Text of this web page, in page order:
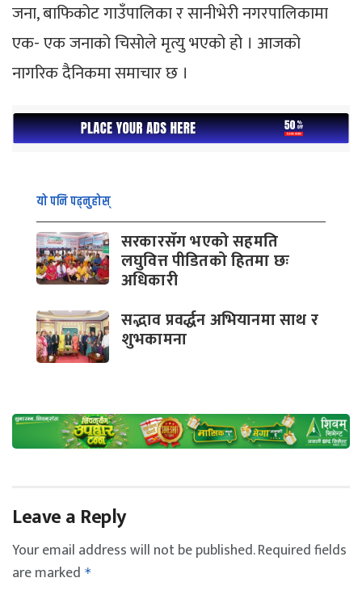
जना, बाफिकोट गाउँपालिका र सानीभेरी नगरपालिकामा
एक- एक जनाको चिसोले मृत्यु भएको हो । आजको
नागरिक दैनिकमा समाचार छ ।
यो पनि पढ्नुहोस्
सरकारसँग भएको सहमति
लघुवित्त पीडितको हितमा छः
अधिकारी
सद्भाव प्रवर्द्धन अभियानमा साथ र
शुभकामना
Leave a Reply
Your email address will not be published.Required fields
are marked *